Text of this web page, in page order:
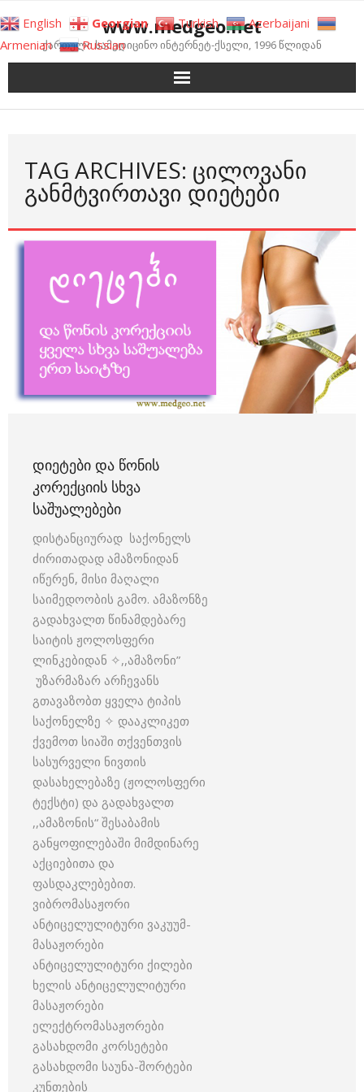
to
content
www.medgeo.net
ქართული სამედიცინო ინტერნეტ-ქსელი, 1996 წლიდან
TAG ARCHIVES: ᲪᲘᲚᲝᲕᲐᲜᲘ
ᲒᲐᲜᲛᲢᲕᲘᲠᲗᲐᲕᲘ ᲓᲘᲔᲢᲔᲑᲘ
ᲓᲘᲔᲢᲔᲑᲘ ᲓᲐ ᲬᲝᲜᲘᲡ
ᲙᲝᲠᲔᲥᲪᲘᲘᲡ ᲡᲮᲕᲐ
ᲡᲐᲨᲣᲐᲚᲔᲑᲔᲑᲘ
დისტანციურად საქონელს
ძირითადად ამაზონიდან
იწერენ, მისი მაღალი
საიმედოობის გამო. ამაზონზე
გადახვალთ წინამდებარე
საიტის ჟოლოსფერი
ლინკებიდან ✧,,ამაზონი”
უზარმაზარ არჩევანს
გთავაზობთ ყველა ტიპის
საქონელზე ✧ დააკლიკეთ
ქვემოთ სიაში თქვენთვის
სასურველი ნივთის
დასახელებაზე (ჟოლოსფერი
ტექსტი) და გადახვალთ
,,ამაზონის“ შესაბამის
განყოფილებაში მიმდინარე
აქციებითა და
ფასდაკლებებით.
ვიბრომასაჟორი
ანტიცელულიტური ვაკუუმ-
მასაჟორები
ანტიცელულიტური ქილები
ხელის ანტიცელულიტური
მასაჟორები
ელექტრომასაჟორები
გასახდომი კორსეტები
გასახდომი საუნა-შორტები
კუნთების
English Georgian Turkish
Azerbaijani
Armenian
Russian